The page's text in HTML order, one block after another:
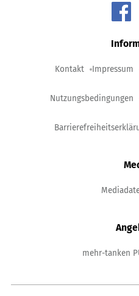
Kontakt Impressum
Nutzungsbedingungen
mehr-tanken